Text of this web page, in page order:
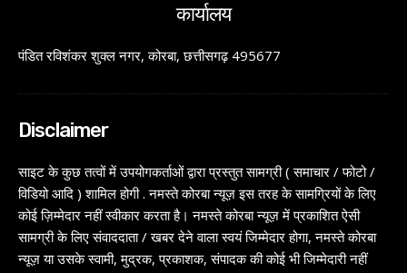
कार्यालय
पंडित रविशंकर शुक्ल नगर, कोरबा, छत्तीसगढ़ 495677
Disclaimer
साइट के कुछ तत्वों में उपयोगकर्ताओं द्वारा प्रस्तुत सामग्री ( समाचार / फोटो /
विडियो आदि ) शामिल होगी . नमस्ते कोरबा न्यूज़ इस तरह के सामग्रियों के लिए
कोई ज़िम्मेदार नहीं स्वीकार करता है। नमस्ते कोरबा न्यूज़ में प्रकाशित ऐसी
सामग्री के लिए संवाददाता / खबर देने वाला स्वयं जिम्मेदार होगा, नमस्ते कोरबा
न्यूज़ या उसके स्वामी, मुद्रक, प्रकाशक, संपादक की कोई भी जिम्मेदारी नहीं